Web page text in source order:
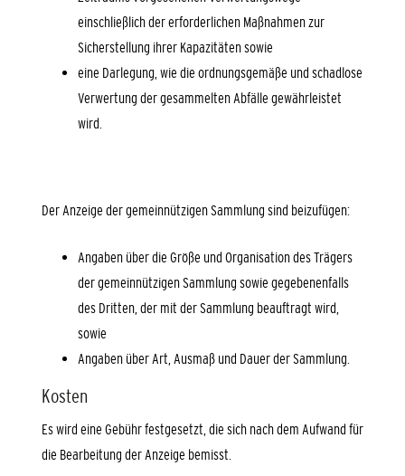
einschließlich der erforderlichen Maßnahmen zur
Sicherstellung ihrer Kapazitäten sowie
eine Darlegung, wie die ordnungsgemäße und schadlose
Verwertung der gesammelten Abfälle gewährleistet
wird.
Der Anzeige der gemeinnützigen Sammlung sind beizufügen:
Angaben über die Größe und Organisation des Trägers
der gemeinnützigen Sammlung sowie gegebenenfalls
des Dritten, der mit der Sammlung beauftragt wird,
sowie
Angaben über Art, Ausmaß und Dauer der Sammlung.
Kosten
Es wird eine Gebühr festgesetzt, die sich nach dem Aufwand für
die Bearbeitung der Anzeige bemisst.